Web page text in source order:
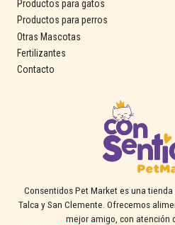
Productos para gatos
Productos para perros
Otras Mascotas
Fertilizantes
Contacto
Consentidos Pet Market es una
Talca y San Clemente. Ofrecemos
mejor amigo, con atención